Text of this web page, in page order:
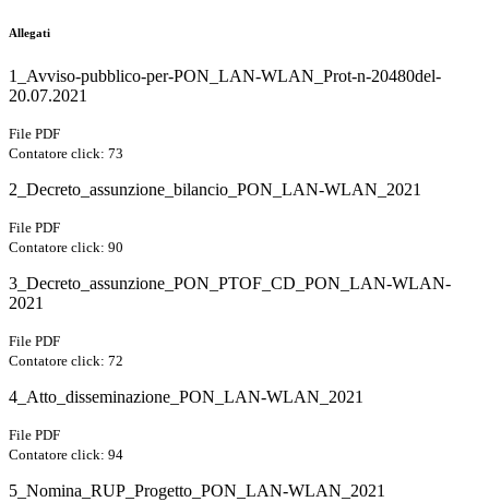
Allegati
1_Avviso-pubblico-per-PON_LAN-WLAN_Prot-n-20480del-
20.07.2021
File PDF
Contatore click: 73
2_Decreto_assunzione_bilancio_PON_LAN-WLAN_2021
File PDF
Contatore click: 90
3_Decreto_assunzione_PON_PTOF_CD_PON_LAN-WLAN-
2021
File PDF
Contatore click: 72
4_Atto_disseminazione_PON_LAN-WLAN_2021
File PDF
Contatore click: 94
5_Nomina_RUP_Progetto_PON_LAN-WLAN_2021